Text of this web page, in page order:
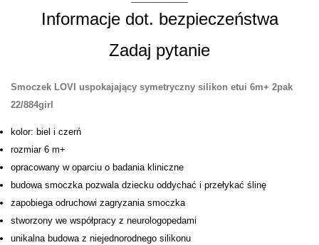
Informacje dot. bezpieczeństwa
Zadaj pytanie
Smoczek LOVI uspokajający symetryczny silikon etui 6m+ 2pak
22/884girl
kolor: biel i czerń
rozmiar 6 m+
opracowany w oparciu o badania kliniczne
budowa smoczka pozwala dziecku oddychać i przełykać ślinę
zapobiega odruchowi zagryzania smoczka
stworzony we współpracy z neurologopedami
unikalna budowa z niejednorodnego silikonu